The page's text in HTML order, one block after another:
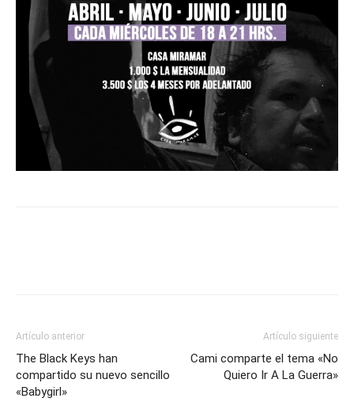
Artículo anterior
The Black Keys han
compartido su nuevo sencillo
«Babygirl»
Artículo siguiente
Cami comparte el tema «No
Quiero Ir A La Guerra»